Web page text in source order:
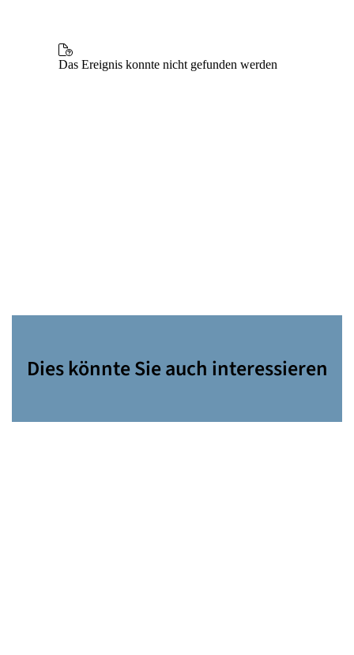
Dies könnte Sie auch interessieren